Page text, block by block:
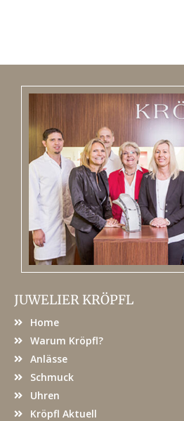
JUWELIER KRÖPFL
Home
Warum Kröpfl?
Anlässe
Schmuck
Uhren
Kröpfl Aktuell